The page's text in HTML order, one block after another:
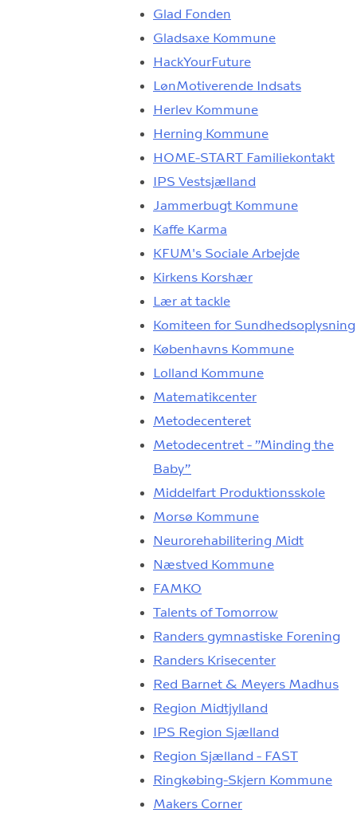
Glad Fonden
Gladsaxe Kommune
HackYourFuture
LønMotiverende Indsats
Herlev Kommune
Herning Kommune
HOME-START Familiekontakt
IPS Vestsjælland
Jammerbugt Kommune
Kaffe Karma
KFUM's Sociale Arbejde
Kirkens Korshær
Lær at tackle
Komiteen for Sundhedsoplysning
Københavns Kommune
Lolland Kommune
Matematikcenter
Metodecenteret
Metodecentret - ”Minding the
Baby”
Middelfart Produktionsskole
Morsø Kommune
Neurorehabilitering Midt
Næstved Kommune
FAMKO
Talents of Tomorrow
Randers gymnastiske Forening
Randers Krisecenter
Red Barnet & Meyers Madhus
Region Midtjylland
IPS Region Sjælland
Region Sjælland - FAST
Ringkøbing-Skjern Kommune
Makers Corner